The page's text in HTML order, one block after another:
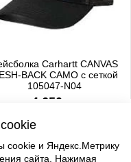
Carhartt CANVAS
BACK CAMO с сеткой
105047-N04
4 650 р.
и Яндекс.Метрику
сайта. Нажимая